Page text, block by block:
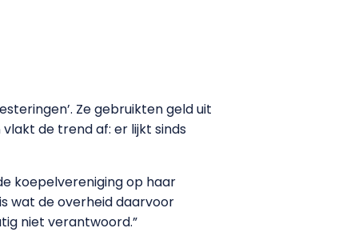
Ze gebruikten geld uit
de trend af: er lijkt sinds
koepelvereniging op haar
wat de overheid daarvoor
niet verantwoord.”